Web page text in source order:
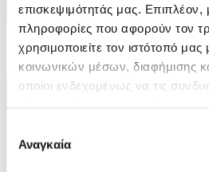
επισκεψιμότητάς μας. Επιπλέον,
πληροφορίες που αφορούν τον
χρησιμοποιείτε τον ιστότοπό
κοινωνικών μέσων, διαφήμισης
οποίοι ενδεχομένως να τις
των υπηρεσιών τους.
συγκατάθεσης
Αναγκαία
09/07/2026 16:19
Δήλωση Υπουργού Εσωτερικών
Κυπριακής Προεδρίας του